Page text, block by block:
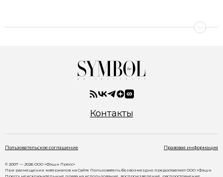
Контакты
Пользовательское соглашение Правовая информация
© 2007 — 2026 ООО «Фэшн Пресс»
При размещении материалов на Сайте Пользователь безвозмездно предоставляет ООО «Фэшн
Пресс» неисключительные права на использование, воспроизведение, распространение,